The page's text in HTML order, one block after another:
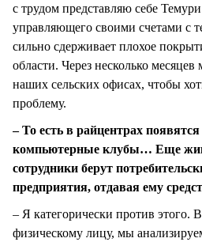
с трудом представляю себе
управляющего своими счетами с
сильно сдерживает плохое
области. Через несколько
наших сельских офисах, чтобы
проблему.
– То есть в райцентрах
компьютерные клубы… Еще
сотрудники берут
предприятия, отдавая ему
– Я категорически против этого.
физическому лицу, мы